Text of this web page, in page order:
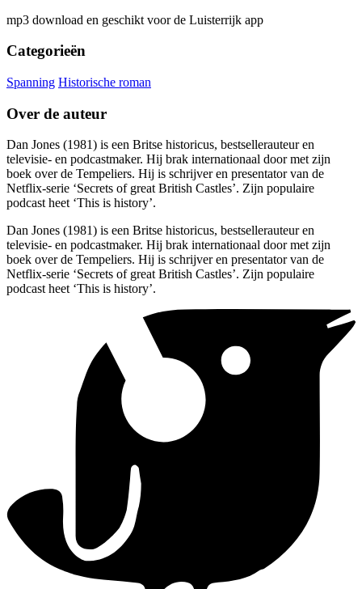
mp3 download en geschikt voor de Luisterrijk app
Categorieën
Spanning Historische roman
Over de auteur
Dan Jones (1981) is een Britse historicus, bestsellerauteur en
televisie- en podcastmaker. Hij brak internationaal door met zijn
boek over de Tempeliers. Hij is schrijver en presentator van de
Netflix-serie ‘Secrets of great British Castles’. Zijn populaire
podcast heet ‘This is history’.
Dan Jones (1981) is een Britse historicus, bestsellerauteur en
televisie- en podcastmaker. Hij brak internationaal door met zijn
boek over de Tempeliers. Hij is schrijver en presentator van de
Netflix-serie ‘Secrets of great British Castles’. Zijn populaire
podcast heet ‘This is history’.